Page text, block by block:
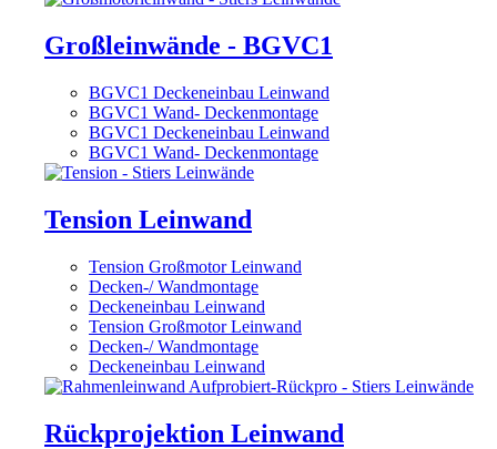
Großleinwände - BGVC1
BGVC1 Deckeneinbau Leinwand
BGVC1 Wand- Deckenmontage
BGVC1 Deckeneinbau Leinwand
BGVC1 Wand- Deckenmontage
Tension Leinwand
Tension Großmotor Leinwand
Decken-/ Wandmontage
Deckeneinbau Leinwand
Tension Großmotor Leinwand
Decken-/ Wandmontage
Deckeneinbau Leinwand
Rückprojektion Leinwand